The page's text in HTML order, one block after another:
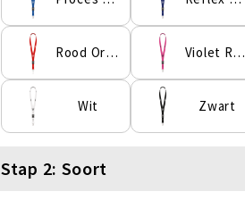
Rood Oranje Violet Rood
Wit Zwart
Stap 2: Soort